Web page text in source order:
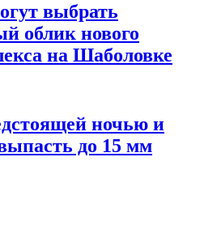
выбрать
облик нового
на Шаболовке
ночью и
до 15 мм